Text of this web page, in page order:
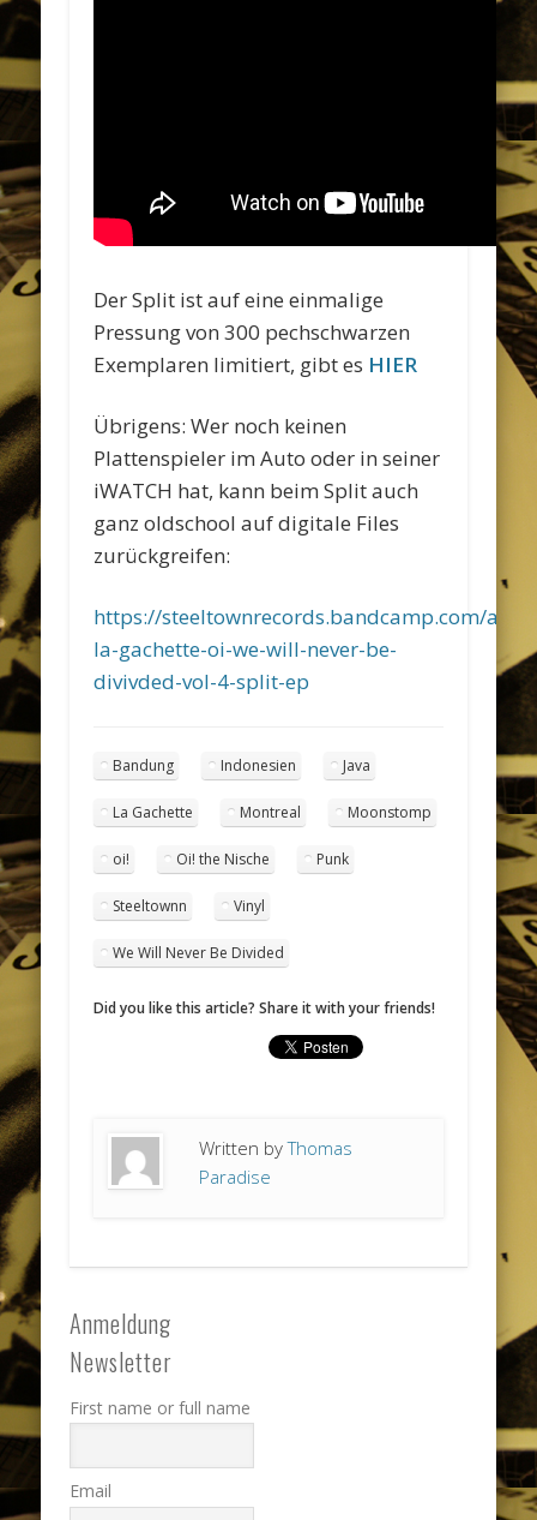
Der Split ist auf eine einmalige
Pressung von 300 pechschwarzen
Exemplaren limitiert, gibt es HIER
Übrigens: Wer noch keinen
Plattenspieler im Auto oder in seiner
iWATCH hat, kann beim Split auch
ganz oldschool auf digitale Files
zurückgreifen:
https://steeltownrecords.bandcamp.com/
la-gachette-oi-we-will-never-be-
divivded-vol-4-split-ep
Bandung Indonesien Java
La Gachette Montreal Moonstomp
oi! Oi! the Nische Punk
Steeltownn Vinyl
We Will Never Be Divided
Did you like this article? Share it with your friends!
Written byThomas
Paradise
Anmeldung
Newsletter
First name or full name
Email